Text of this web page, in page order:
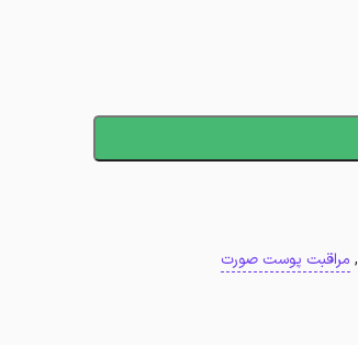
, مراقبت پوست صورت